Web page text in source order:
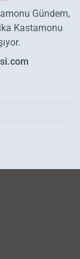
Gündem,
Kastamonu